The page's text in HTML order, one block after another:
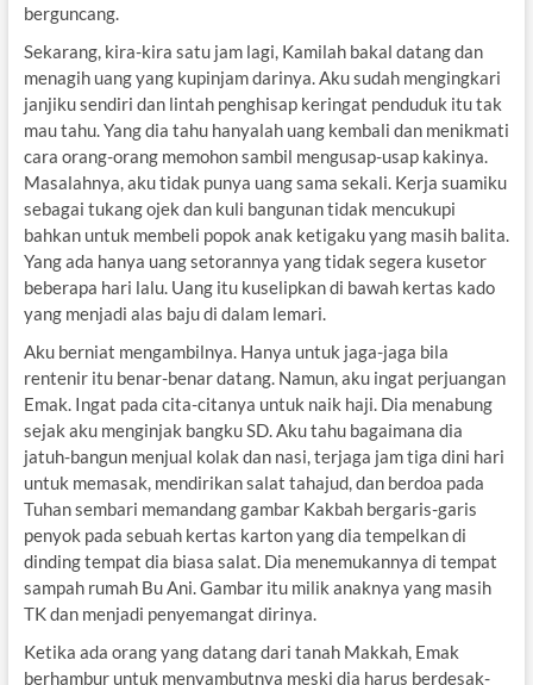
berguncang.
Sekarang, kira-kira satu jam lagi, Kamilah bakal datang dan
menagih uang yang kupinjam darinya. Aku sudah mengingkari
janjiku sendiri dan lintah penghisap keringat penduduk itu tak
mau tahu. Yang dia tahu hanyalah uang kembali dan menikmati
cara orang-orang memohon sambil mengusap-usap kakinya.
Masalahnya, aku tidak punya uang sama sekali. Kerja suamiku
sebagai tukang ojek dan kuli bangunan tidak mencukupi
bahkan untuk membeli popok anak ketigaku yang masih balita.
Yang ada hanya uang setorannya yang tidak segera kusetor
beberapa hari lalu. Uang itu kuselipkan di bawah kertas kado
yang menjadi alas baju di dalam lemari.
Aku berniat mengambilnya. Hanya untuk jaga-jaga bila
rentenir itu benar-benar datang. Namun, aku ingat perjuangan
Emak. Ingat pada cita-citanya untuk naik haji. Dia menabung
sejak aku menginjak bangku SD. Aku tahu bagaimana dia
jatuh-bangun menjual kolak dan nasi, terjaga jam tiga dini hari
untuk memasak, mendirikan salat tahajud, dan berdoa pada
Tuhan sembari memandang gambar Kakbah bergaris-garis
penyok pada sebuah kertas karton yang dia tempelkan di
dinding tempat dia biasa salat. Dia menemukannya di tempat
sampah rumah Bu Ani. Gambar itu milik anaknya yang masih
TK dan menjadi penyemangat dirinya.
Ketika ada orang yang datang dari tanah Makkah, Emak
berhambur untuk menyambutnya meski dia harus berdesak-